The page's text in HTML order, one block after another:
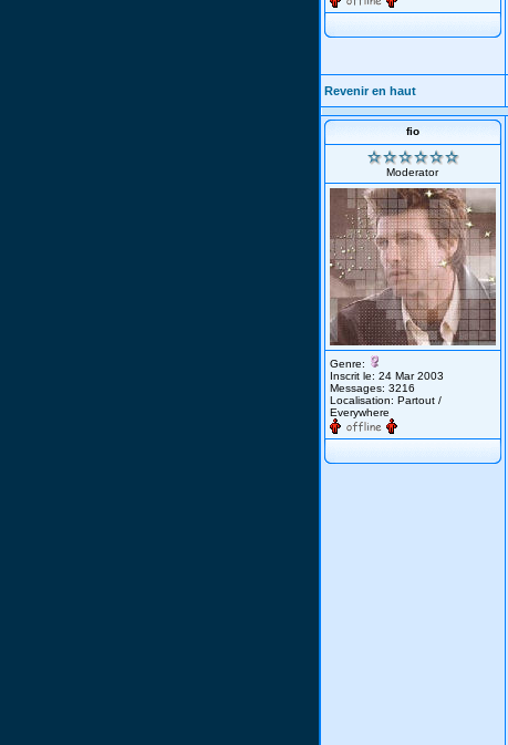
Revenir en haut
fio
Moderator
Genre:
Inscrit le: 24 Mar 2003
Messages: 3216
Localisation: Partout /
Everywhere